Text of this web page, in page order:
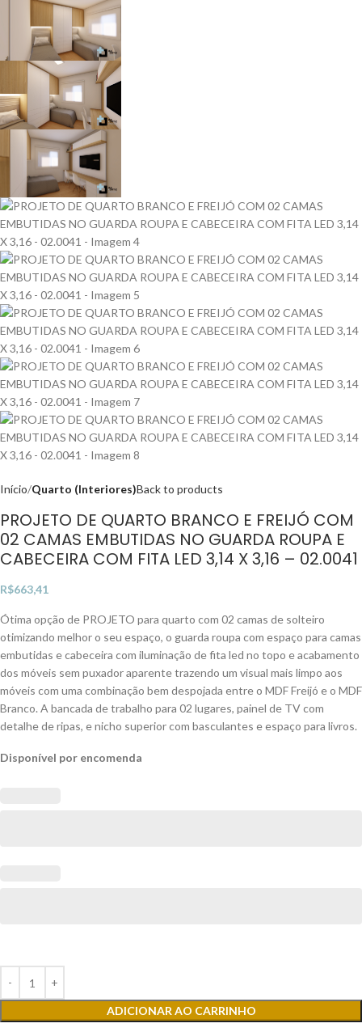
Início Quarto (Interiores)Back to products
PROJETO DE QUARTO BRANCO E FREIJÓ COM
02 CAMAS EMBUTIDAS NO GUARDA ROUPA E
CABECEIRA COM FITA LED 3,14 X 3,16 – 02.0041
R$663,41
Ótima opção de PROJETO para quarto com 02 camas de solteiro
otimizando melhor o seu espaço, o guarda roupa com espaço para camas
embutidas e cabeceira com iluminação de fita led no topo e acabamento
dos móveis sem puxador aparente trazendo um visual mais limpo aos
móveis com uma combinação bem despojada entre o MDF Freijó e o MDF
Branco. A bancada de trabalho para 02 lugares, painel de TV com
detalhe de ripas, e nicho superior com basculantes e espaço para livros.
Disponível por encomenda
ADICIONAR AO CARRINHO